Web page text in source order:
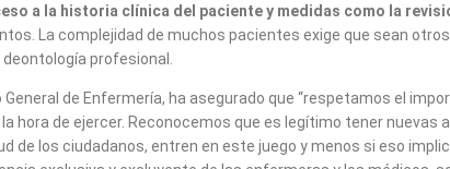
a la historia clínica del paciente y medidas como la
La complejidad de muchos pacientes exige que sean
profesional.
General de Enfermería, ha asegurado que “respetamos el
hora de ejercer. Reconocemos que es legítimo tener
de los ciudadanos, entren en este juego y menos si eso